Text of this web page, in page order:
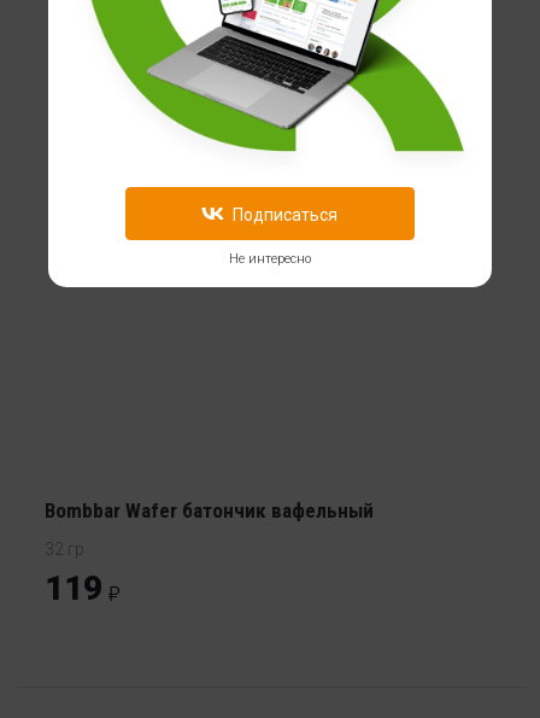
Bombbar Wafer батончик вафельный
32 гр
119
Подписаться
Не интересно